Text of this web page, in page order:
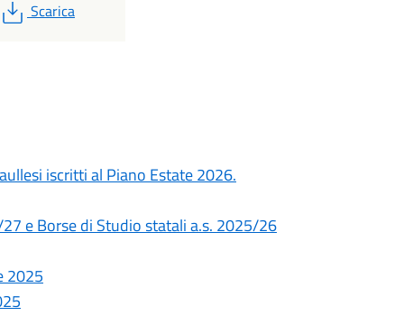
PDF
Scarica
iscritti al Piano Estate 2026.
e Borse di Studio statali a.s. 2025/26
2025